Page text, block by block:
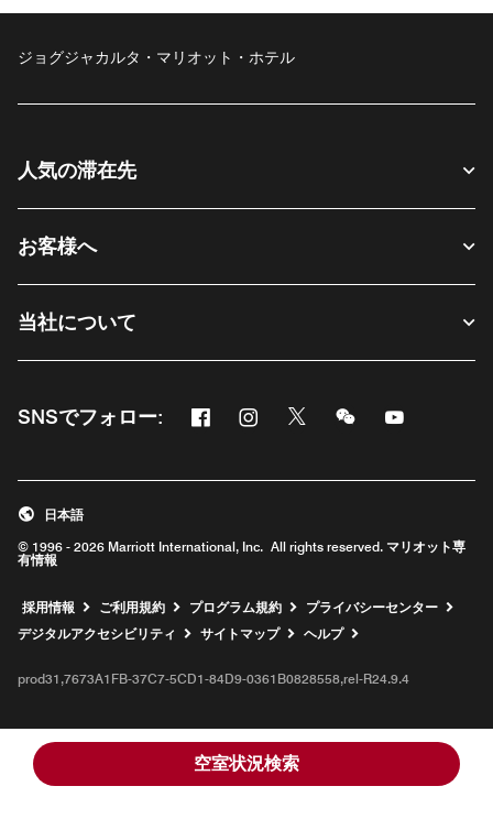
空室状況検索
ジョグジャカルタ・マリオット・ホテル
人気の滞在先
お客様へ
当社について
SNSでフォロー: Facebook
新しいウィンドウで開く
Instagram
新しいウィンドウで開く
Twitter
新しいウィンドウで開く
Messenger
新しいウィンドウ
新しいウィ
© 1996 - 2026 Marriott International, Inc. All rights reserved. マリオット専
有情報
日本語
採用情報 新しいウィンドウで開く
ご利用規約 プログラム規約
プライバシーセンター
デジタルアクセシビリティ
サイトマップ ヘルプ
prod31,7673A1FB-37C7-5CD1-84D9-0361B0828558,rel-R24.9.4